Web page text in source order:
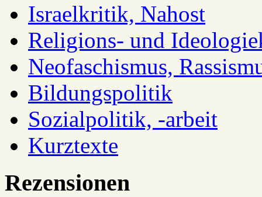
Israelkritik, Nahost
Religions- und
Neofaschismus,
Bildungspolitik
Sozialpolitik, -arbeit
Kurztexte
Rezensionen